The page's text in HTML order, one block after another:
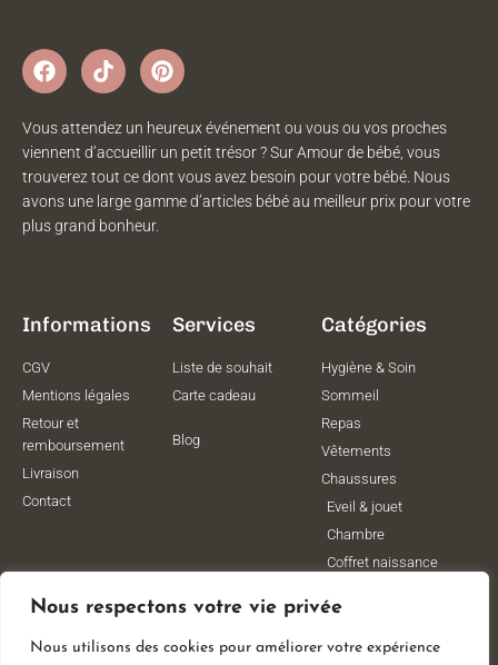
Nous respectons votre vie privée
Nous utilisons des cookies pour améliorer votre expérience
Vous attendez un heureux événement ou vous ou vos proches
viennent d’accueillir un petit trésor ? Sur Amour de bébé, vous
trouverez tout ce dont vous avez besoin pour votre bébé. Nous
avons une large gamme d’articles bébé au meilleur prix pour votre
plus grand bonheur.
Informations
CGV
Mentions légales
Retour et
remboursement
Livraison
Contact
Services
Liste de souhait
Carte cadeau
Blog
Catégories
Hygiène & Soin
Sommeil
Repas
Vêtements
Chaussures
Eveil & jouet
Chambre
Coffret naissance
Vêtements de
grossesse